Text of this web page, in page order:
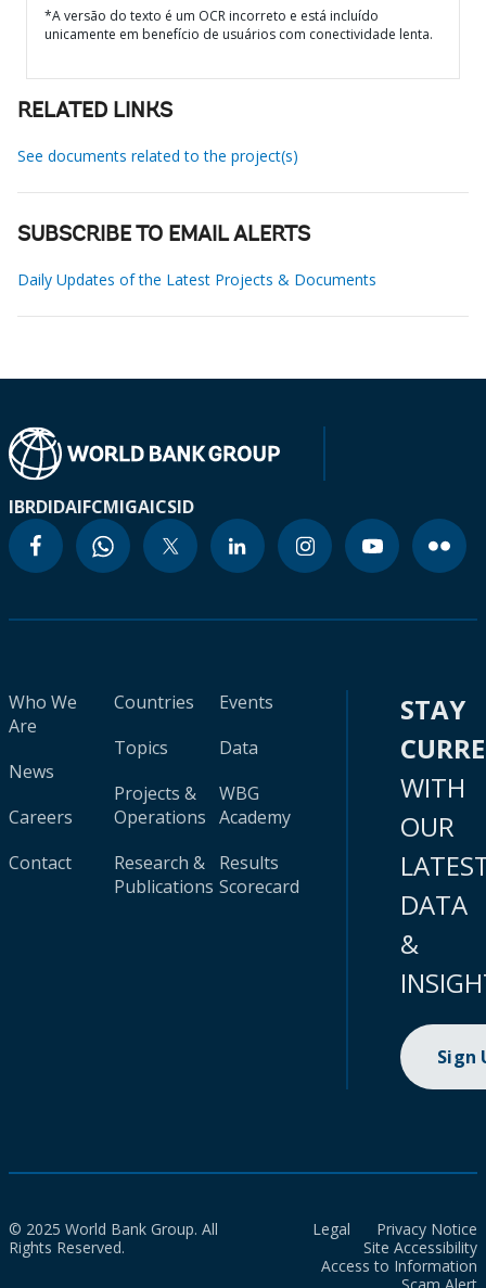
*A versão do texto é um OCR incorreto e está incluído
unicamente em benefício de usuários com conectividade lenta.
RELATED LINKS
See documents related to the project(s)
SUBSCRIBE TO EMAIL ALERTS
Daily Updates of the Latest Projects & Documents
IBRDIDAIFCMIGAICSID
Who We
Are
News
Careers
Contact
Countries
Topics
Projects &
Operations
Research &
Publications
Events
Data
WBG
Academy
Results
Scorecard
STAY
WITH
OUR
DATA
&
Sign
© 2025 World Bank Group. All
Rights Reserved.
Legal
Privacy Notice
Site Accessibility
Access to Information